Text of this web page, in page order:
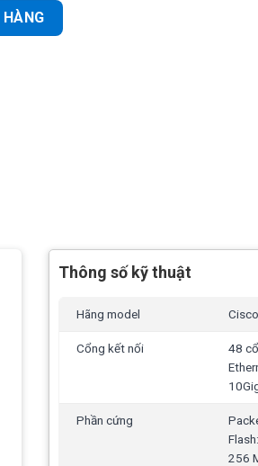
mạng 48 Port PoE Gigabit, tổng công
Thông số kỹ thuật
Hãng model
Cổng kết nối
48
Phần cứng
256